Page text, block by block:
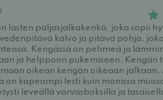
lasten paljasjalkakenkä, joka sopii
kalvo ja pitävä pohja,
Kengässä on pehmeä ja
ja helppoon pukemiseen. Kengän
oikean kengän oikeaan jalkaan.
on kapeampi lesti kuin monissa
leveällä varvasboksilla ja